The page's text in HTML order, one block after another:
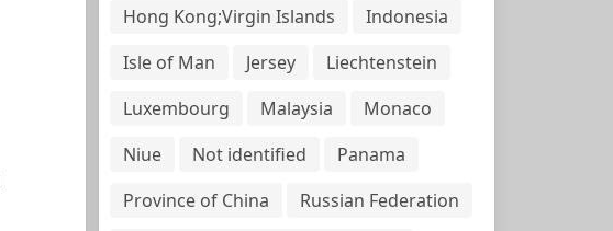
Hong Kong;Virgin Islands
Indonesia
Isle of Man
Jersey
Liechtenstein
Luxembourg
Malaysia
Monaco
Niue
Not identified
Panama
Province of China
Russian Federation